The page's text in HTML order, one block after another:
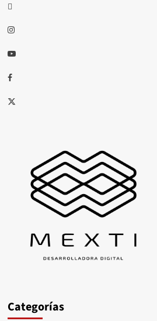
threads
Instagram
Youtube
Facebook
X
Categorías